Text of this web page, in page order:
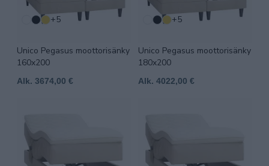
+5
Unico Pegasus moottorisänky
160x200
Alk. 3674,00 €
+5
Unico Pegasus moottorisänky
180x200
Alk. 4022,00 €